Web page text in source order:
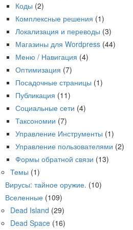
Коды (2)
Комплексные решения (1)
Локализация и переводы (3)
Магазины для Wordpress (44)
Меню / Навигация (4)
Оптимизация (7)
Посадочные страницы (1)
Публикация (11)
Социальные сети (4)
Таксономии (7)
Управление Инструменты (1)
Управление пользователями (2)
Формы обратной связи (13)
Темы (1)
Вирусы: тайное оружие. (10)
Вселенные (109)
Dead Island (29)
Dead Space (16)